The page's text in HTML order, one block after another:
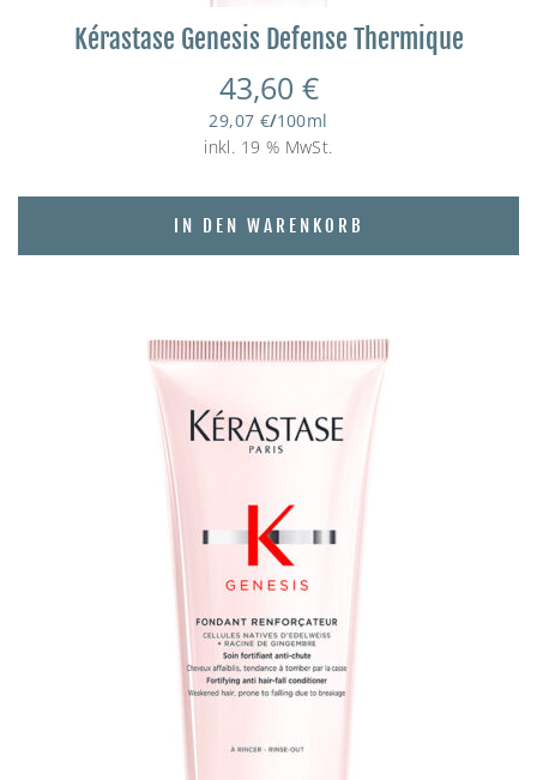
Kérastase Genesis Defense Thermique
43,60 €
29,07 €/100ml
inkl. 19 % MwSt.
IN DEN WARENKORB